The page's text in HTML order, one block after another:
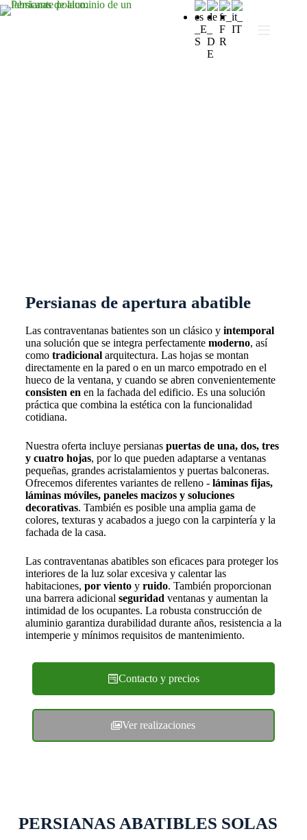
Persianas de apertura abatible
Las contraventanas batientes son un clásico y intemporal
una solución que se integra perfectamente moderno, así
como tradicionalarquitectura. Las hojas se montan
directamente en la pared o en un marco empotrado en el
hueco de la ventana, y cuando se abren convenientemente
consisten en en la fachada del edificio. Es una solución
práctica que combina la estética con la funcionalidad
cotidiana.
Nuestra oferta incluye persianas puertas de una, dos, tres
y cuatro hojas, por lo que pueden adaptarse a ventanas
pequeñas, grandes acristalamientos y puertas balconeras.
Ofrecemos diferentes variantes de relleno - láminas fijas,
láminas móviles, paneles macizos y soluciones
decorativas. También es posible una amplia gama de
colores, texturas y acabados a juego con la carpintería y la
fachada de la casa.
Las contraventanas abatibles son eficaces para proteger los
interiores de la luz solar excesiva y calentar las
habitaciones, por vientoy ruido. También proporcionan
una barrera adicional seguridad ventanas y aumentan la
intimidad de los ocupantes. La robusta construcción de
aluminio garantiza durabilidad durante años, resistencia a la
intemperie y mínimos requisitos de mantenimiento.
Contacto y precios
Ver realizaciones
PERSIANAS ABATIBLES SOLAS